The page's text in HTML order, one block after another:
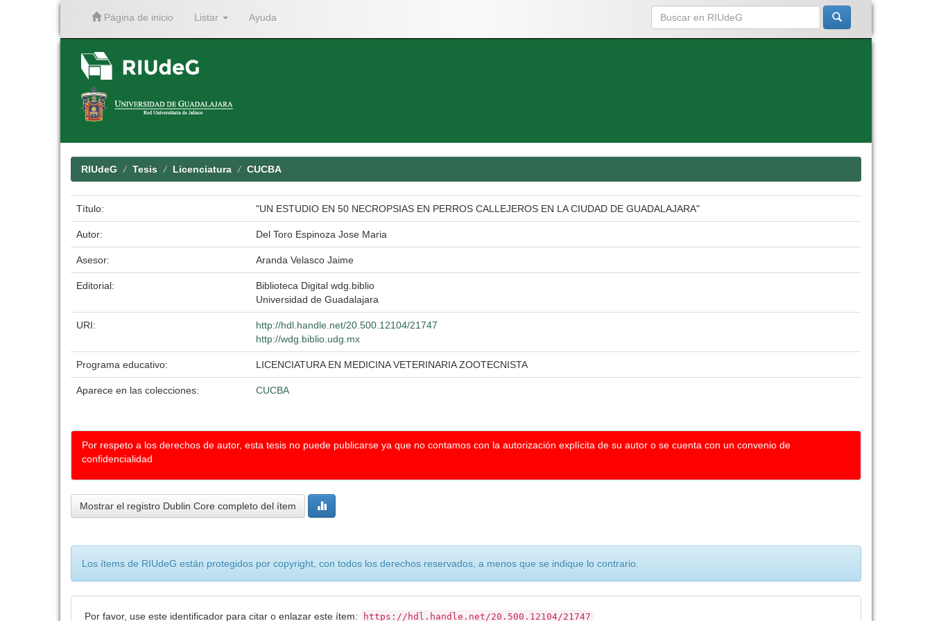
Página de inicio Listar Ayuda
RIUdeG Tesis Licenciatura CUCBA
Título: "UN ESTUDIO EN 50 NECROPSIAS EN PERROS CALLEJEROS EN LA CIUDAD DE GUADALAJARA"
Autor: Del Toro Espinoza Jose Maria
Asesor: Aranda Velasco Jaime
Editorial:
Biblioteca Digital wdg.biblio
Universidad de Guadalajara
URI:
http://hdl.handle.net/20.500.12104/21747
http://wdg.biblio.udg.mx
Programa educativo: LICENCIATURA EN MEDICINA VETERINARIA ZOOTECNISTA
Aparece en las colecciones: CUCBA
Por respeto a los derechos de autor, esta tesis no puede publicarse ya que no contamos con la autorización explícita de su autor o se cuenta con un convenio de
confidencialidad
Mostrar el registro Dublin Core completo del ítem
Los ítems de RIUdeG están protegidos por copyright, con todos los derechos reservados, a menos que se indique lo contrario.
Por favor, use este identificador para citar o enlazar este ítem: https://hdl.handle.net/20.500.12104/21747